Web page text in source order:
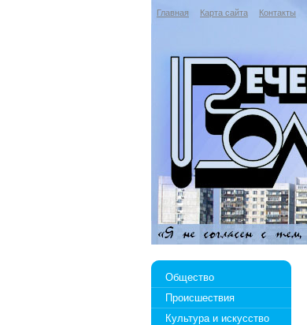
Главная Карта сайта Контакты
Общество
Происшествия
Культура и искусство